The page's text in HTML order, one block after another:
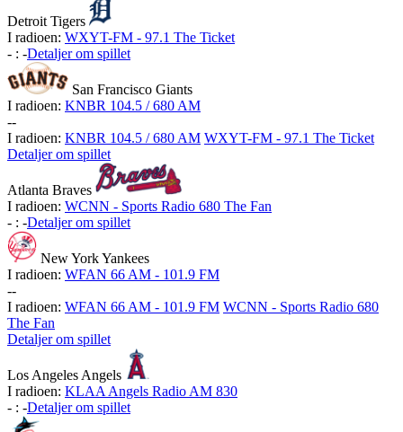
Detroit Tigers
I radioen: WXYT-FM - 97.1 The Ticket
- : -Detaljer om spillet
San Francisco Giants
I radioen: KNBR 104.5 / 680 AM
--
I radioen: KNBR 104.5 / 680 AM WXYT-FM - 97.1 The Ticket
Detaljer om spillet
Atlanta Braves
I radioen: WCNN - Sports Radio 680 The Fan
- : -Detaljer om spillet
New York Yankees
I radioen: WFAN 66 AM - 101.9 FM
--
I radioen: WFAN 66 AM - 101.9 FM WCNN - Sports Radio 680
The Fan
Detaljer om spillet
Los Angeles Angels
I radioen: KLAA Angels Radio AM 830
- : -Detaljer om spillet